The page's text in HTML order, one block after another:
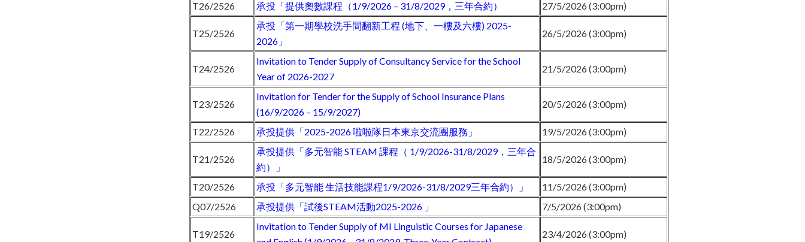
T26/2526 承投「提供奧數課程（1/9/2026 – 31/8/2029，三年合約） 27/5/2026 (3:00pm)
T25/2526
承投「第一期學校洗手間翻新工程 (地下、一樓及六樓) 2025-
2026」
26/5/2026 (3:00pm)
T24/2526
Invitation to Tender Supply of Consultancy Service for the School
Year of 2026-2027
21/5/2026 (3:00pm)
T23/2526
Invitation for Tender for the Supply of School Insurance Plans
(16/9/2026 – 15/9/2027)
20/5/2026 (3:00pm)
T22/2526 承投提供「2025-2026 啦啦隊日本東京交流團服務」 19/5/2026 (3:00pm)
T21/2526
承投提供「多元智能 STEAM 課程（ 1/9/2026-31/8/2029，三年合
約）」
18/5/2026 (3:00pm)
T20/2526 承投「多元智能 生活技能課程1/9/2026-31/8/2029三年合約）」
11/5/2026 (3:00pm)
Q07/2526
承投提供「試後STEAM活動2025-2026 」 7/5/2026 (3:00pm)
T19/2526
Invitation to Tender Supply of MI Linguistic Courses for Japanese
23/4/2026 (3:00pm)